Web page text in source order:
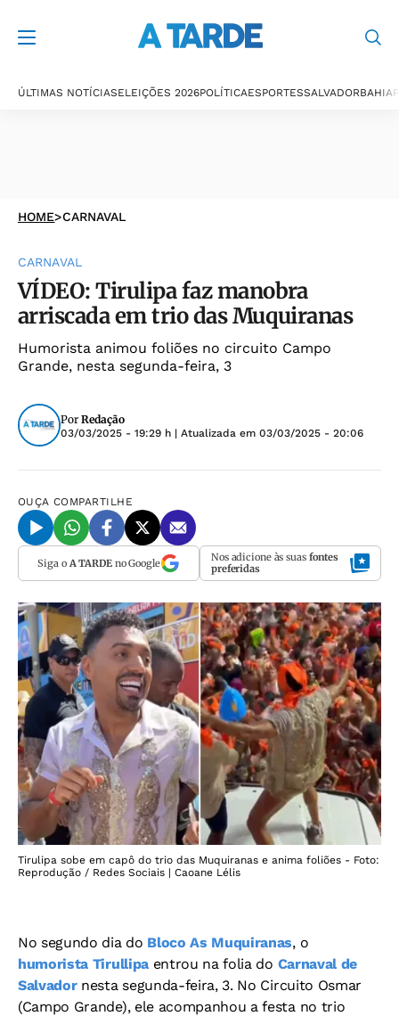
ÚLTIMAS NOTÍCIASELEIÇÕES 2026POLÍTICAESPORTESSALVADORBAHIA
HOME>CARNAVAL
CARNAVAL
VÍDEO: Tirulipa faz manobra
arriscada em trio das Muquiranas
Humorista animou foliões no circuito Campo
Grande, nesta segunda-feira, 3
Por Redação
03/03/2025 - 19:29 h | Atualizada em 03/03/2025 - 20:06
OUÇA COMPARTILHE
Siga o A TARDEno Google Nos adicione às suas fontes
preferidas
Tirulipa sobe em capô do trio das Muquiranas e anima foliões - Foto:
Reprodução / Redes Sociais | Caoane Lélis
No segundo dia do Bloco As Muquiranas, o
humorista Tirullipaentrou na folia do Carnaval de
Salvadornesta segunda-feira, 3. No Circuito Osmar
(Campo Grande), ele acompanhou a festa no trio